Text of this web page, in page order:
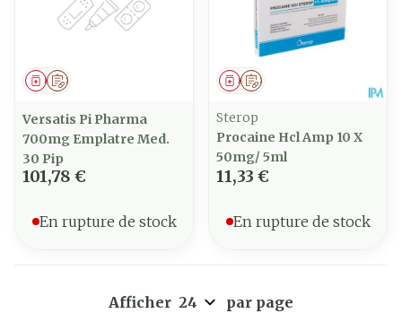
Sur prescription
Médicament
Versatis Pi Pharma
700mg Emplatre Med.
30 Pip
101,78 €
En rupture de stock
Sur prescription
Médicament
Sterop
Procaine Hcl Amp 10 X
50mg/ 5ml
11,33 €
En rupture de stock
Afficher par page